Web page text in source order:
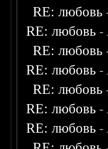
RE: любовь
RE: любовь -
RE: любовь
RE: любовь -
RE: любовь
RE: любовь -
RE: любовь -